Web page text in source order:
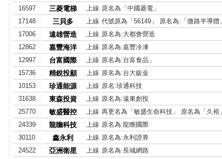
16597
三菱電梯 上線 原名為「中國菱電」
17148
三貝多 上線 代號原為「56149」 原名為:「微路半導體
17006
遠雄營造 上線 原名為:大都會營造
12862
嘉豐海洋 上線 原名為:嘉豐冷凍
12997
台富國際 上線 原名為:台富食品」
15736
精銳投顧 上線 原名為:台大鈑金
10153
珍通能源 上線 原名:珍通科技
31638
東森投資 上線 原名為:遠東創投
25770
敏盛醫控 上線 再更名為「敏盛生命科技」 原名為「久裕
24339
龍瞻科技 上線 原名為:龍瞻國際
30110
鑫永利 上線 原名為:永利證券
24522
亞洲衛星 上線 原名為:長城網路